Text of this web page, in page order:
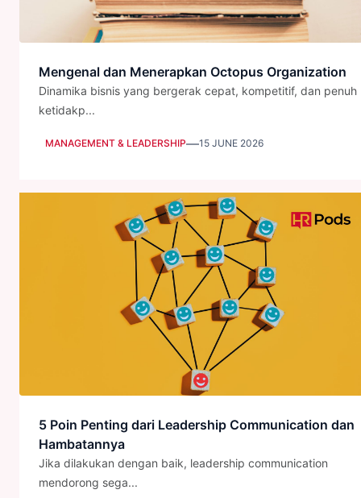
Mengenal dan Menerapkan Octopus Organization
Dinamika bisnis yang bergerak cepat, kompetitif, dan penuh
ketidakp...
MANAGEMENT & LEADERSHIP—15 JUNE 2026
5 Poin Penting dari Leadership Communication dan
Hambatannya
Jika dilakukan dengan baik, leadership communication
mendorong sega...